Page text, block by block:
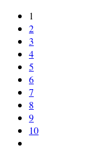
1
2
3
4
5
6
7
8
9
10